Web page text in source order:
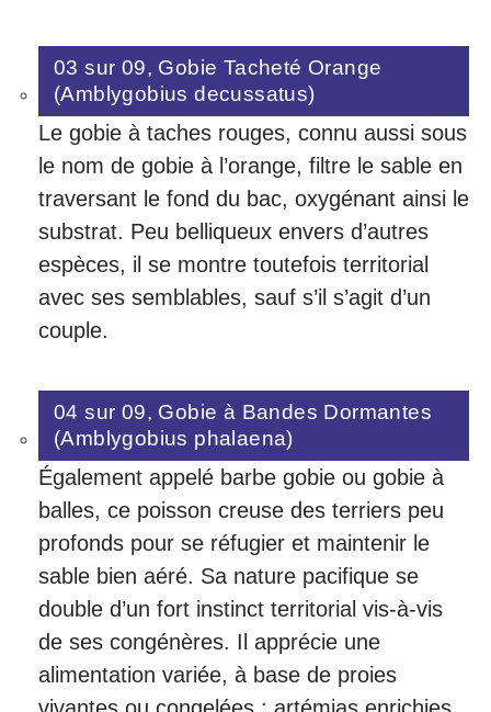
03 sur 09, Gobie Tacheté Orange
(Amblygobius decussatus)
Le gobie à taches rouges, connu aussi sous
le nom de gobie à l’orange, filtre le sable en
traversant le fond du bac, oxygénant ainsi le
substrat. Peu belliqueux envers d’autres
espèces, il se montre toutefois territorial
avec ses semblables, sauf s’il s’agit d’un
couple.
04 sur 09, Gobie à Bandes Dormantes
(Amblygobius phalaena)
Également appelé barbe gobie ou gobie à
balles, ce poisson creuse des terriers peu
profonds pour se réfugier et maintenir le
sable bien aéré. Sa nature pacifique se
double d’un fort instinct territorial vis-à-vis
de ses congénères. Il apprécie une
alimentation variée, à base de proies